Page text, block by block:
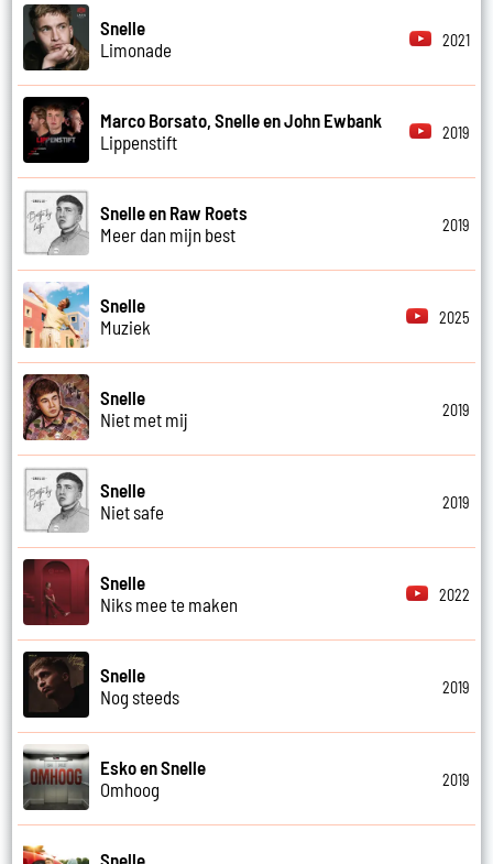
Snelle
Limonade
2021
Marco Borsato, Snelle en John Ewbank
Lippenstift
2019
Snelle en Raw Roets
Meer dan mijn best
2019
Snelle
Muziek
2025
Snelle
Niet met mij
2019
Snelle
Niet safe
2019
Snelle
Niks mee te maken
2022
Snelle
Nog steeds
2019
Esko en Snelle
Omhoog
2019